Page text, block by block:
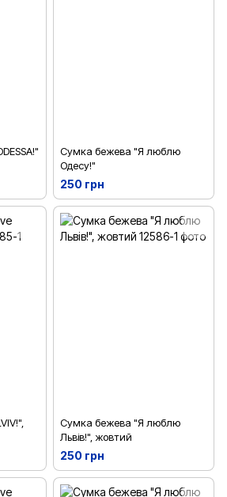
Сумка бежева "Я люблю
Одесу!"
250 грн
Сумка бежева "Я люблю
Львів!", жовтий
250 грн